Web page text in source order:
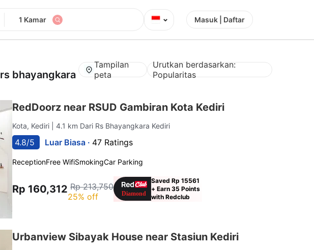
1 Kamar ⌄ Masuk | Daftar
rs bhayangkara
Tampilan
peta
Urutkan berdasarkan:
Popularitas
RedDoorz near RSUD Gambiran Kota Kediri
Kota, Kediri | 4.1 km Dari Rs Bhayangkara Kediri
4.8/5 Luar Biasa · 47 Ratings
ReceptionFree WifiSmokingCar Parking
Rp 160,312 Rp 213,750
25% off
Saved Rp 15561
+ Earn 35 Points
with Redclub
Urbanview Sibayak House near Stasiun Kediri